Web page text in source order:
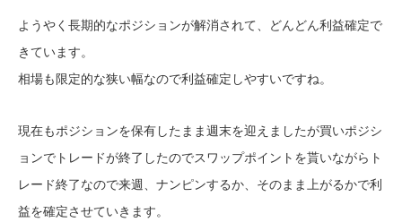
ようやく長期的なポジションが解消されて、どんどん利益確定で
きています。
相場も限定的な狭い幅なので利益確定しやすいですね。
現在もポジションを保有したまま週末を迎えましたが買いポジシ
ョンでトレードが終了したのでスワップポイントを貰いながらト
レード終了なので来週、ナンピンするか、そのまま上がるかで利
益を確定させていきます。